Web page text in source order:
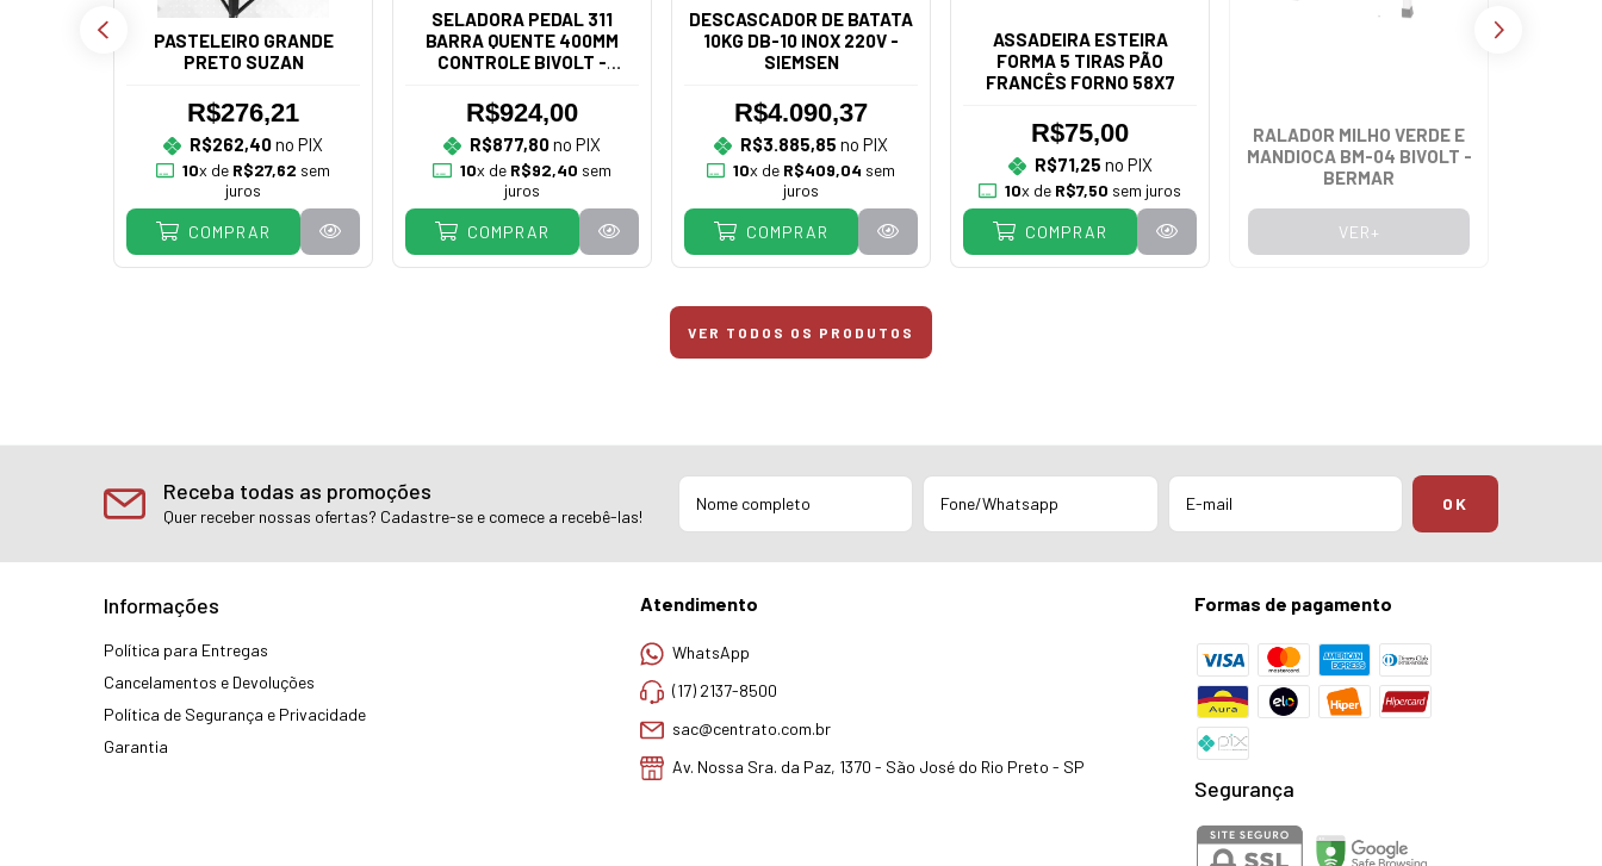
PASTELEIRO GRANDE
PRETO SUZAN
R$276,21
R$262,40no PIX
10x de R$27,62 sem
juros
COMPRAR
SELADORA PEDAL 311
BARRA QUENTE 400MM
CONTROLE BIVOLT -
R$924,00
R$877,80no PIX
10x de R$92,40 sem
juros
COMPRAR
DESCASCADOR DE BATATA
10KG DB-10 INOX 220V -
SIEMSEN
R$4.090,37
R$3.885,85 no PIX
10x de R$409,04 sem
juros
COMPRAR
ASSADEIRA ESTEIRA
FORMA 5 TIRAS PÃO
FRANCÊS FORNO 58X7
R$75,00
R$71,25 no PIX
10x de R$7,50 sem juros
COMPRAR
RALADOR MILHO VERDE E
MANDIOCA BM-04 BIVOLT -
BERMAR
VER+
VER TODOS OS PRODUTOS
Receba todas as promoções
Quer receber nossas ofertas? Cadastre-se e comece a recebê-las!
Informações
Política para Entregas
Cancelamentos e Devoluções
Política de Segurança e Privacidade
Garantia
Atendimento
WhatsApp
(17) 2137-8500
sac@centrato.com.br
Av. Nossa Sra. da Paz, 1370 - São José do Rio Preto - SP
Formas de pagamento
Segurança